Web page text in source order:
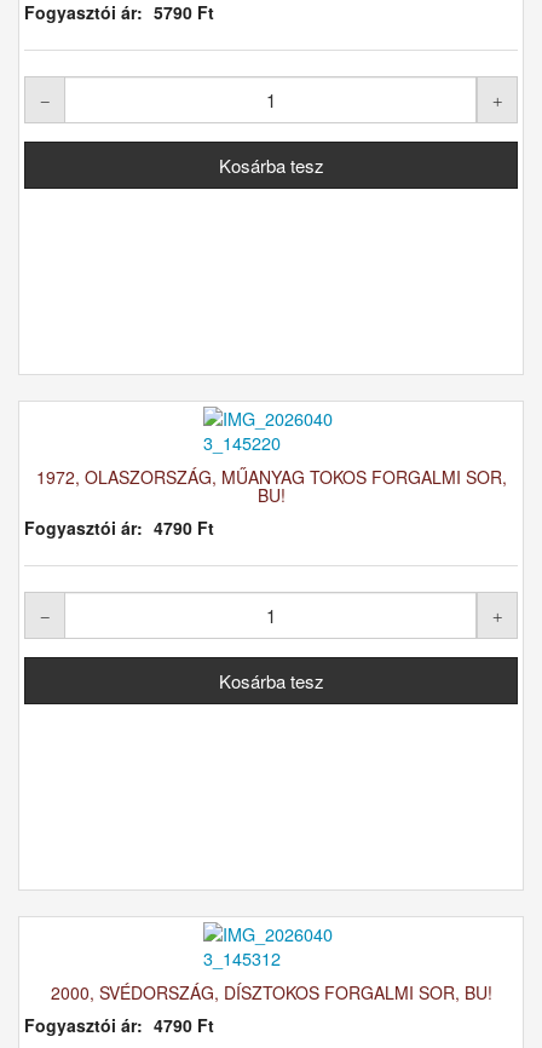
Fogyasztói ár: 5790 Ft
1972, OLASZORSZÁG, MŰANYAG TOKOS FORGALMI SOR,
BU!
Fogyasztói ár: 4790 Ft
2000, SVÉDORSZÁG, DÍSZTOKOS FORGALMI SOR, BU!
Fogyasztói ár: 4790 Ft